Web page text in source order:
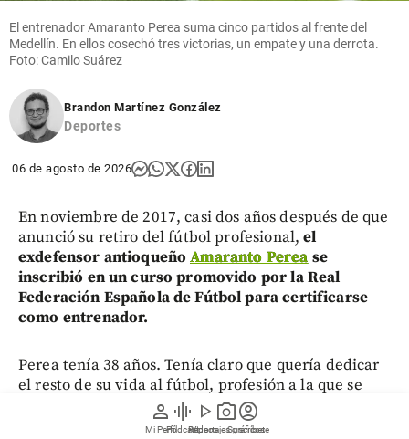
person
Mi Perfil
graphic_eq
Pódcast
play_arrow
Videos
photo_camera
Reportajes gráficos
account_circle
Suscríbete
El entrenador Amaranto Perea suma cinco partidos al frente del
Medellín. En ellos cosechó tres victorias, un empate y una derrota.
Foto: Camilo Suárez
Brandon Martínez González
Deportes
06 de agosto de 2026
En noviembre de 2017, casi dos años después de que
anunció su retiro del fútbol profesional, el
exdefensor antioqueñoAmaranto Perea se
inscribió en un curso promovido por la Real
Federación Española de Fútbol para certificarse
como entrenador.
Perea tenía 38 años. Tenía claro que quería dedicar
el resto de su vida al fútbol, profesión a la que se
dedicó durante un cuarto de siglo.
balompié profesional en diciembre del 2015,